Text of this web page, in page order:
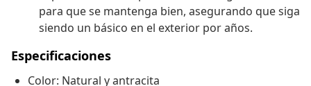
para que se mantenga bien, asegurando que siga
siendo un básico en el exterior por años.
Especificaciones
Color: Natural y antracita